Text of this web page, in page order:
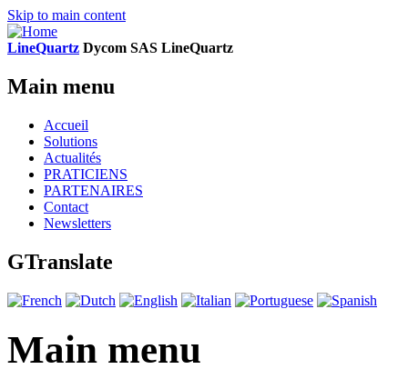
Skip to main content
LineQuartz Dycom SAS LineQuartz
Main menu
Accueil
Solutions
Actualités
PRATICIENS
PARTENAIRES
Contact
Newsletters
GTranslate
Main menu